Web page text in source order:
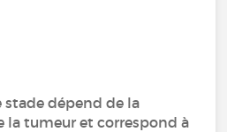
stade dépend de la
la tumeur et correspond à